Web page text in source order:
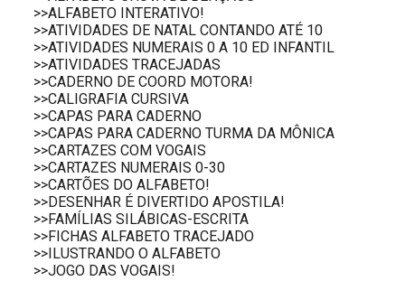
>>ALFABETO INTERATIVO!
>>ATIVIDADES DE NATAL CONTANDO ATÉ 10
>>ATIVIDADES NUMERAIS 0 A 10 ED INFANTIL
>>ATIVIDADES TRACEJADAS
>>CADERNO DE COORD MOTORA!
>>CALIGRAFIA CURSIVA
>>CAPAS PARA CADERNO
>>CAPAS PARA CADERNO TURMA DA MÔNICA
>>CARTAZES COM VOGAIS
>>CARTAZES NUMERAIS 0-30
>>CARTÕES DO ALFABETO!
>>DESENHAR É DIVERTIDO APOSTILA!
>>FAMÍLIAS SILÁBICAS-ESCRITA
>>FICHAS ALFABETO TRACEJADO
>>ILUSTRANDO O ALFABETO
>>JOGO DAS VOGAIS!